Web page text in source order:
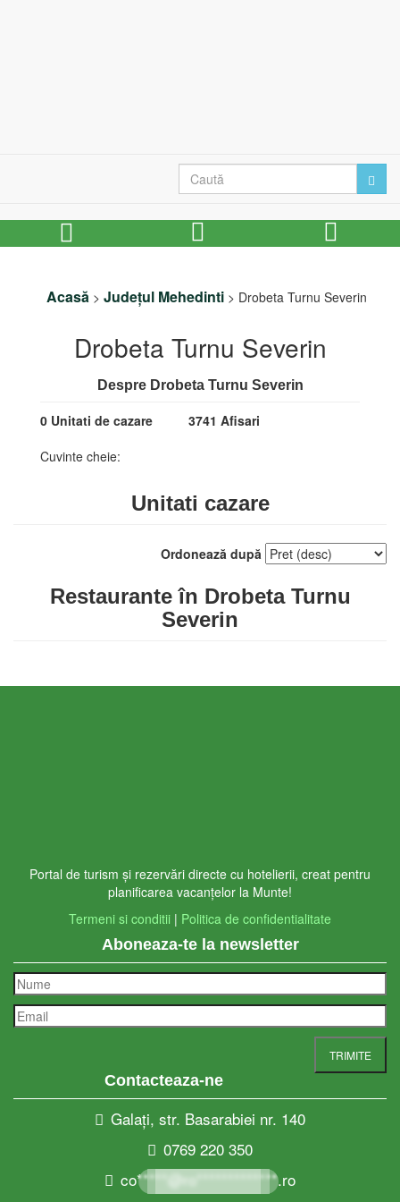
Acasă > Județul Mehedinti > Drobeta Turnu Severin
Drobeta Turnu Severin
Despre Drobeta Turnu Severin
0 Unitati de cazare
3741 Afisari
Cuvinte cheie:
Unitati cazare
Ordonează după
Restaurante în Drobeta Turnu
Severin
Portal de turism și rezervări directe cu hotelierii, creat pentru
planificarea vacanțelor la Munte!
Termeni si conditii | Politica de confidentialitate
Aboneaza-te la newsletter
Contacteaza-ne
Galați, str. Basarabiei nr. 140
0769 220 350
co*****@ro*************.ro